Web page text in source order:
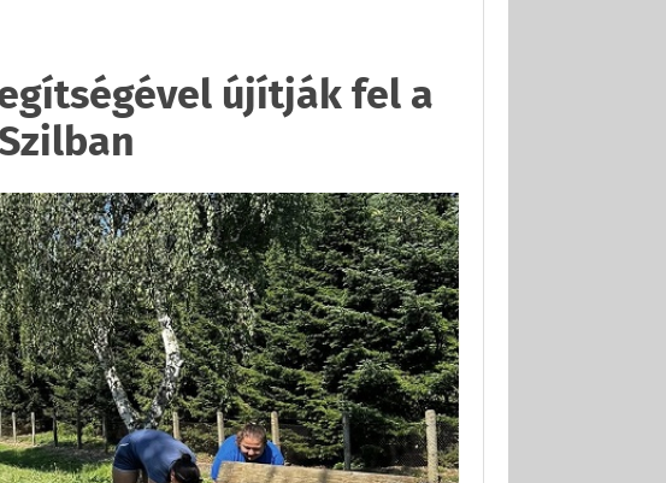
újítják fel a